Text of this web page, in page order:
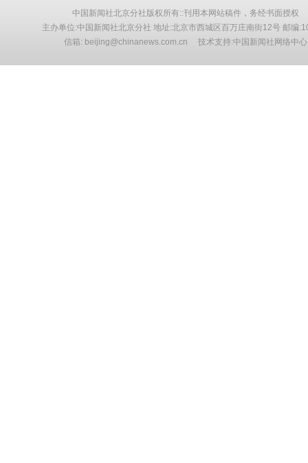
中国新闻社北京分社版权所有::刊用本网站稿件，务经书面授权
主办单位:中国新闻社北京分社 地址:北京市西城区百万庄南街12号 邮编
信箱: beijing@chinanews.com.cn 技术支持:中国新闻社网络中心